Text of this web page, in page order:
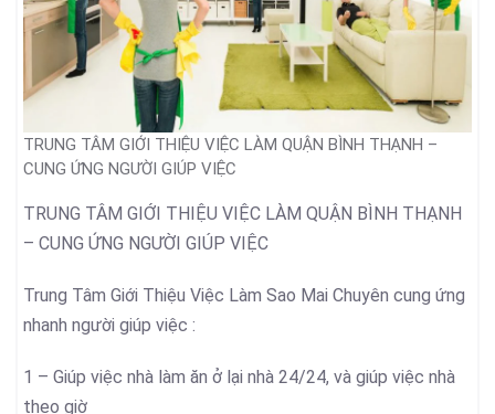
TRUNG TÂM GIỚI THIỆU VIỆC LÀM QUẬN BÌNH THẠNH –
CUNG ỨNG NGƯỜI GIÚP VIỆC
TRUNG TÂM GIỚI THIỆU VIỆC LÀM QUẬN BÌNH THẠNH
– CUNG ỨNG NGƯỜI GIÚP VIỆC
Trung Tâm Giới Thiệu Việc Làm Sao Mai Chuyên cung ứng
nhanh người giúp việc :
1 – Giúp việc nhà làm ăn ở lại nhà 24/24, và giúp việc nhà
theo giờ